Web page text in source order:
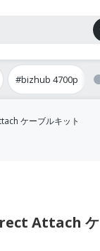
#bizhub 4700p
ケーブルキット
Attach ケ